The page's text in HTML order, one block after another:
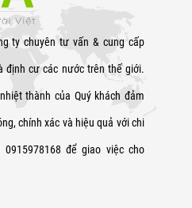
ty chuyên tư vấn & cung cấp
định cư các nước trên thế giới.
thành của Quý khách đảm
chính xác và hiệu quả với chi
để giao việc cho